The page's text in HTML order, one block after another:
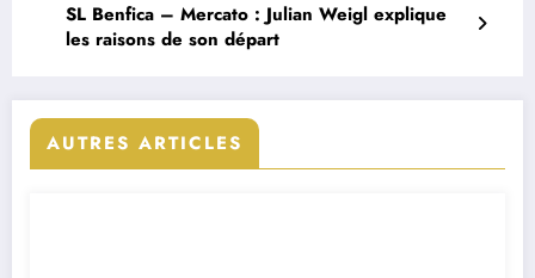
SL Benfica – Mercato : Julian Weigl explique
les raisons de son départ
AUTRES ARTICLES